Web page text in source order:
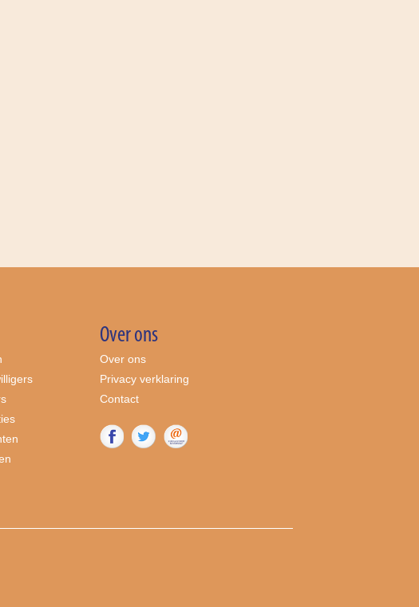
Over ons
Over ons
Privacy verklaring
Contact